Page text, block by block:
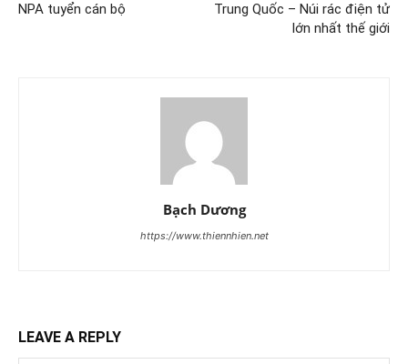
NPA tuyển cán bộ
Trung Quốc – Núi rác điện tử
lớn nhất thế giới
Bạch Dương
https://www.thiennhien.net
LEAVE A REPLY